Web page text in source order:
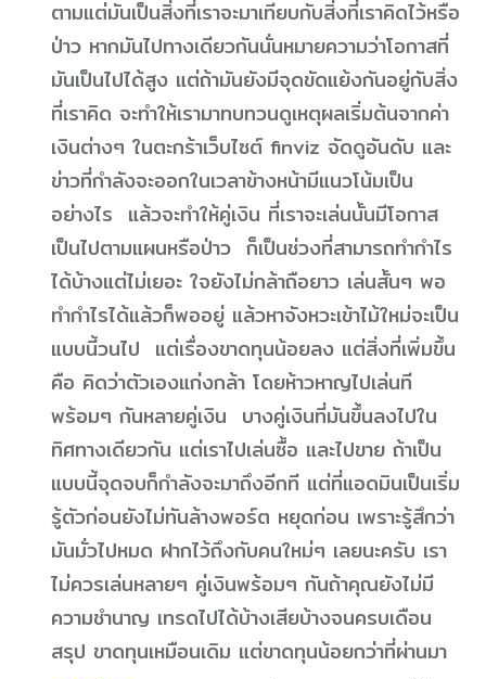
ตามแต่มันเป็นสิ่งที่เราจะมาเทียบกับสิ่งที่เราคิดไว้หรือ
ป่าว หากมันไปทางเดียวกันนั่นหมายความว่าโอกาสที่
มันเป็นไปได้สูง แต่ถ้ามันยังมีจุดขัดแย้งกันอยู่กับสิ่ง
ที่เราคิด จะทำให้เรามาทบทวนดูเหตุผลเริ่มต้นจากค่า
เงินต่างๆ ในตะกร้าเว็บไซต์ finviz จัดดูอันดับ และ
ข่าวที่กำลังจะออกในเวลาข้างหน้ามีแนวโน้มเป็น
อย่างไร แล้วจะทำให้คู่เงิน ที่เราจะเล่นนั้นมีโอกาส
เป็นไปตามแผนหรือป่าว ก็เป็นช่วงที่สามารถทำกำไร
ได้บ้างแต่ไม่เยอะ ใจยังไม่กล้าถือยาว เล่นสั้นๆ พอ
ทำกำไรได้แล้วก็พออยู่ แล้วหาจังหวะเข้าไม้ใหม่จะเป็น
แบบนี้วนไป แต่เรื่องขาดทุนน้อยลง แต่สิ่งที่เพิ่มขึ้น
คือ คิดว่าตัวเองแก่งกล้า โดยห้าวหาญไปเล่นที
พร้อมๆ กันหลายคู่เงิน บางคู่เงินที่มันขึ้นลงไปใน
ทิศทางเดียวกัน แต่เราไปเล่นซื้อ และไปขาย ถ้าเป็น
แบบนี้จุดจบก็กำลังจะมาถึงอีกที แต่ที่แอดมินเป็นเริ่ม
รู้ตัวก่อนยังไม่ทันล้างพอร์ต หยุดก่อน เพราะรู้สึกว่า
มันมั่วไปหมด ฝากไว้ถึงกับคนใหม่ๆ เลยนะครับ เรา
ไม่ควรเล่นหลายๆ คู่เงินพร้อมๆ กันถ้าคุณยังไม่มี
ความชำนาญ เทรดไปได้บ้างเสียบ้างจนครบเดือน
สรุป ขาดทุนเหมือนเดิม แต่ขาดทุนน้อยกว่าที่ผ่านมา